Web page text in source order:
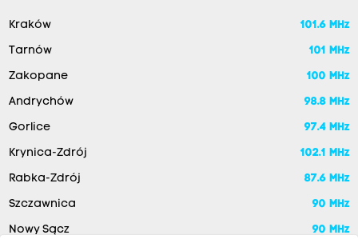
Kraków 101.6 MHz
Tarnów 101 MHz
Zakopane 100 MHz
Andrychów 98.8 MHz
Gorlice 97.4 MHz
Krynica-Zdrój 102.1 MHz
Rabka-Zdrój 87.6 MHz
Szczawnica 90 MHz
Nowy Sącz 90 MHz